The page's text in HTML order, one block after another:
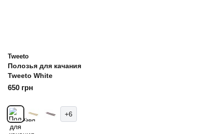
Tweeto
Полозья для качания
Tweeto White
650 грн
+6